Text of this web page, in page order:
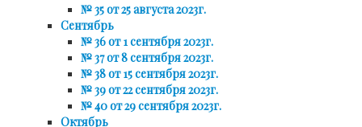
№ 35 от 25 августа 2023г.
Сентябрь
№ 36 от 1 сентября 2023г.
№ 37 от 8 сентября 2023г.
№ 38 от 15 сентября 2023г.
№ 39 от 22 сентября 2023г.
№ 40 от 29 сентября 2023г.
Октябрь